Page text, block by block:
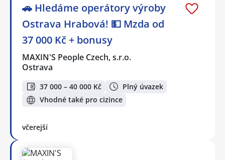
🚗 Hledáme operátory výroby
Ostrava Hrabová! 💵 Mzda od
37 000 Kč + bonusy
MAXIN'S People Czech, s.r.o.
Ostrava
37 000 – 40 000 Kč
Plný úvazek
Vhodné také pro cizince
včerejší